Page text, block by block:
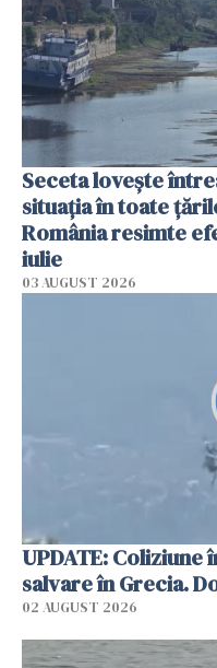
Seceta lovește
situația în toate
România resimte
iulie
03 AUGUST 2026
UPDATE:
salvare în Grecia.
02 AUGUST 2026